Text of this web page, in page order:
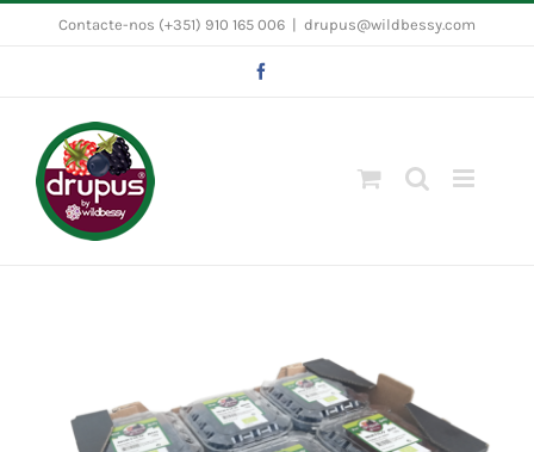
Contacte-nos (+351) 910 165 006 drupus@wildbessy.com